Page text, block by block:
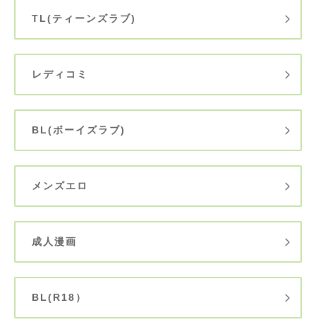
TL(ティーンズラブ)
レディコミ
BL(ボーイズラブ)
メンズエロ
成人漫画
BL(R18）